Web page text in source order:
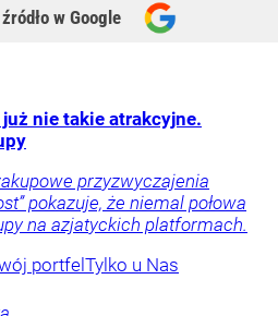
źródło w Google
nie takie atrakcyjne.
przyzwyczajenia
pokazuje, że niemal połowa
na azjatyckich platformach.
portfelTylko u Nas